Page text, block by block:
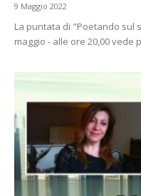
9 Maggio 2022
La puntata di "Poetando sul
maggio - alle ore 20,00 vede